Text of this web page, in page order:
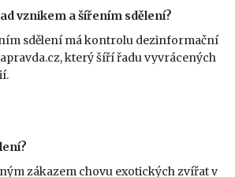
vznikem a šířením sdělení?
sdělení má kontrolu dezinformační
který šíří řadu vyvrácených
zákazem chovu exotických zvířat v